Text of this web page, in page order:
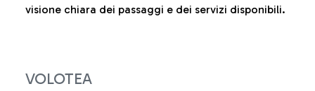
visione chiara dei passaggi e dei servizi disponibili.
VOLOTEA